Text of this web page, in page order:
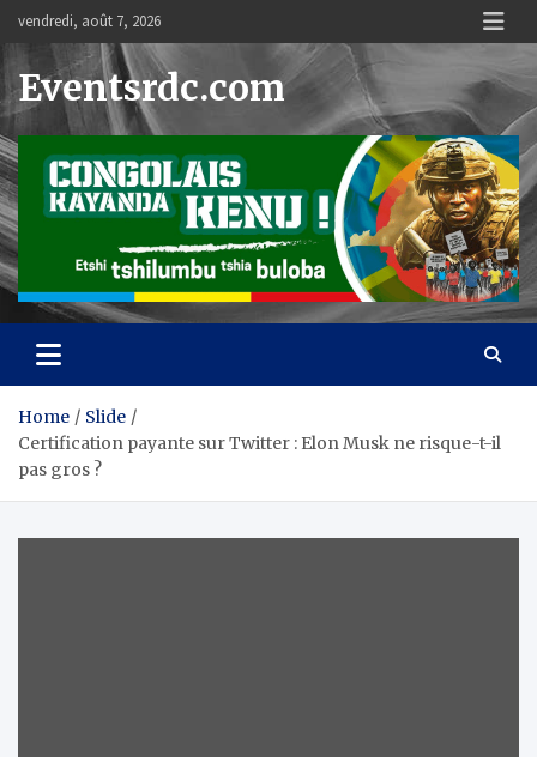
content
vendredi, août 7, 2026
Eventsrdc.com
Home
Slide
Certification payante sur Twitter : Elon Musk ne risque-t-il
pas gros ?